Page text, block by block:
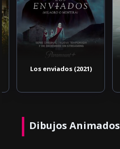
Los enviados (2021)
Dibujos Animados